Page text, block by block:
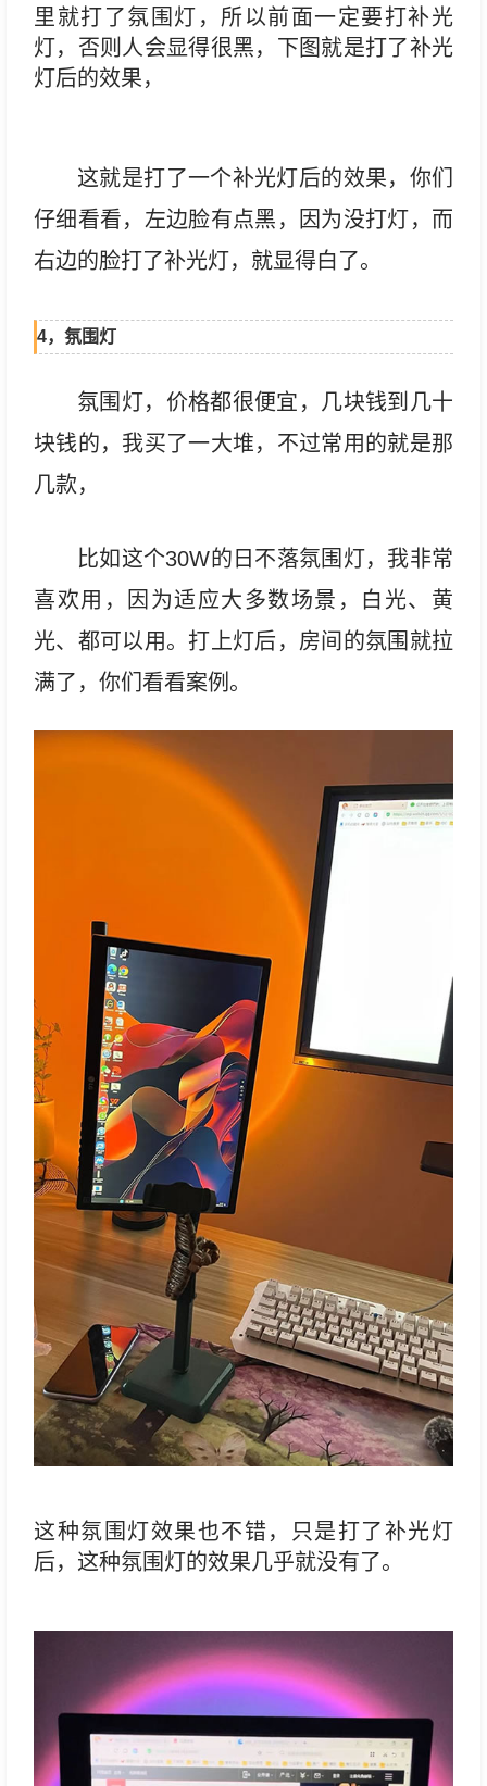
里就打了氛围灯，所以前面一定要打补光
灯，否则人会显得很黑，下图就是打了补光
灯后的效果，
这就是打了一个补光灯后的效果，你们
仔细看看，左边脸有点黑，因为没打灯，而
右边的脸打了补光灯，就显得白了。
4，氛围灯
氛围灯，价格都很便宜，几块钱到几十
块钱的，我买了一大堆，不过常用的就是那
几款，
比如这个30W的日不落氛围灯，我非常
喜欢用，因为适应大多数场景，白光、黄
光、都可以用。打上灯后，房间的氛围就拉
满了，你们看看案例。
这种氛围灯效果也不错，只是打了补光灯
后，这种氛围灯的效果几乎就没有了。